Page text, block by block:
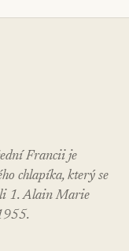
Francii je
chlapíka, který se
1. Alain Marie